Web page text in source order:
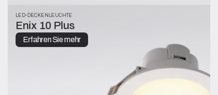
LED-DECKENLEUCHTE
Enix 10 Plus
Erfahren Sie mehr